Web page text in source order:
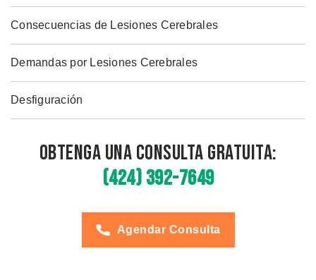
Consecuencias de Lesiones Cerebrales
Demandas por Lesiones Cerebrales
Desfiguración
Obtenga una Consulta Gratuita:
(424) 392-7649
Agendar Consulta